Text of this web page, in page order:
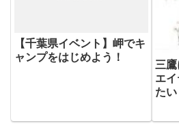
【千葉県イベント】岬でキ
ャンプをはじめよう！
三
エ
たい